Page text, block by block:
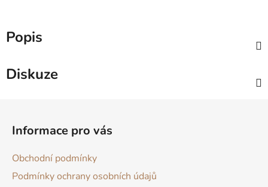
Popis
Diskuze
Informace pro vás
Obchodní podmínky
Podmínky ochrany osobních údajů